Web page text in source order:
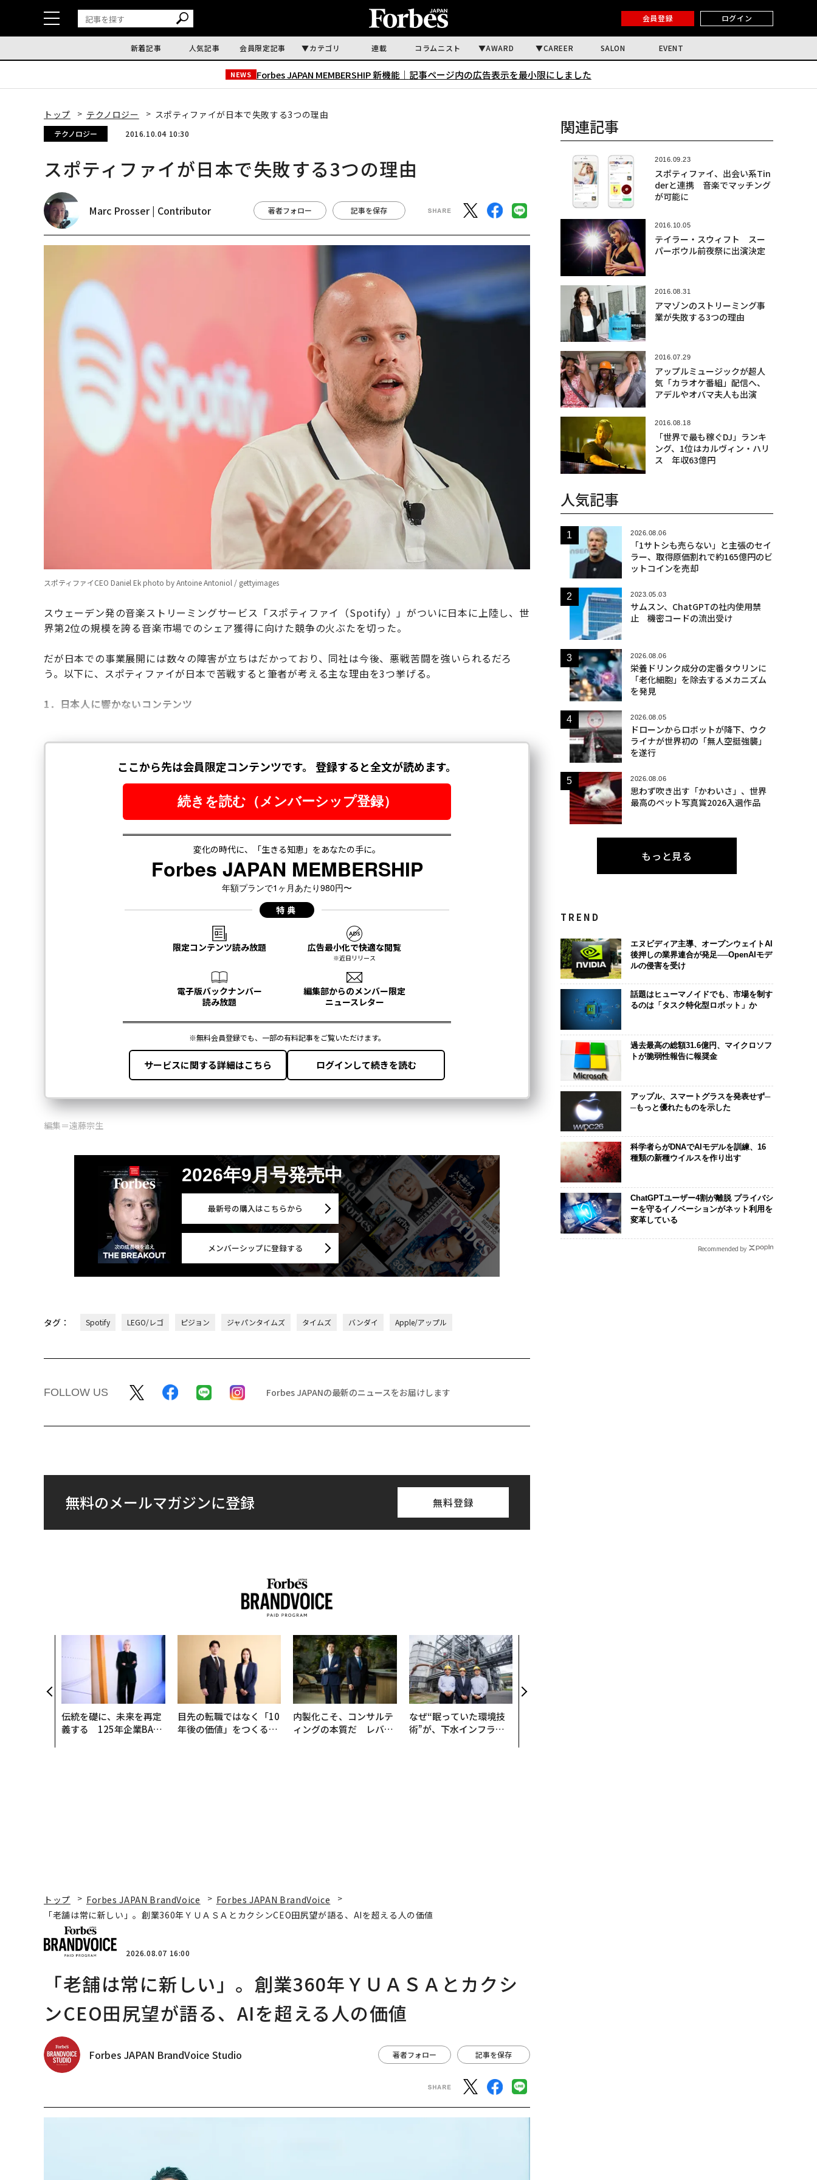
会員登録 ログイン
新着記事 人気記事 会員限定記事 カテゴリ 連載 コラムニスト AWARD CAREER SALON EVENT
NEWS Forbes JAPAN MEMBERSHIP 新機能｜ 記事ページ内の広告表示を最小限にしました
トップ テクノロジー スポティファイが日本で失敗する3つの理由
テクノロジー 2016.10.04 10:30
スポティファイが日本で失敗する3つの理由
Marc Prosser | Contributor 著者フォロー 記事を保存
スポティファイCEO Daniel Ek photo by Antoine Antoniol / gettyimages
スウェーデン発の音楽ストリーミングサービス「スポティファイ（Spotify）」がついに日本に上陸し、世
界第2位の規模を誇る音楽市場でのシェア獲得に向けた競争の火ぶたを切った。
だが日本での事業展開には数々の障害が立ちはだかっており、同社は今後、悪戦苦闘を強いられるだろ
う。以下に、スポティファイが日本で苦戦すると筆者が考える主な理由を3つ挙げる。
1．日本人に響かないコンテンツ
編集＝遠藤宗生
2026年9月号発売中
最新号の購入はこちらから
メンバーシップに登録する
タグ： Spotify LEGO/レゴ ピジョン ジャパンタイムズ タイムズ バンダイ Apple/アップル
FOLLOW US Forbes JAPANの最新のニュースをお届けします
無料のメールマガジンに登録 無料登録
伝統を礎に、未来を再定
義する 125年企業BAT
目先の転職ではなく「10
年後の価値」をつくる─
内製化こそ、コンサルテ
ィングの本質だ レバレ
なぜ“眠っていた環境技
術”が、下水インフラを
関連記事
2016.09.23
スポティファイ、出会い系Tin
derと連携 音楽でマッチング
が可能に
2016.10.05
テイラー・スウィフト スー
パーボウル前夜祭に出演決定
2016.08.31
アマゾンのストリーミング事
業が失敗する3つの理由
2016.07.29
アップルミュージックが超人
気「カラオケ番組」配信へ、
アデルやオバマ夫人も出演
2016.08.18
「世界で最も稼ぐDJ」ランキ
ング、1位はカルヴィン・ハリ
ス 年収63億円
人気記事
2026.08.06
「1サトシも売らない」と主張のセイ
ラー、取得原価割れで約165億円のビ
ットコインを売却
2023.05.03
サムスン、ChatGPTの社内使用禁
止 機密コードの流出受け
2026.08.06
栄養ドリンク成分の定番タウリンに
「老化細胞」を除去するメカニズム
を発見
2026.08.05
ドローンからロボットが降下、ウク
ライナが世界初の「無人空挺強襲」
を遂行
2026.08.06
思わず吹き出す「かわいさ」、世界
最高のペット写真賞2026入選作品
もっと見る
TREND
エヌビディア主導、オープンウェイトAI
後押しの業界連合が発足──OpenAIモデ
ルの侵害を受け
話題はヒューマノイドでも、市場を制す
るのは「タスク特化型ロボット」か
過去最高の総額31.6億円、マイクロソフ
トが脆弱性報告に報奨金
アップル、スマートグラスを発表せず─
─もっと優れたものを示した
科学者らがDNAでAIモデルを訓練、16
種類の新種ウイルスを作り出す
ChatGPTユーザー4割が離脱 プライバシ
ーを守るイノベーションがネット利用を
変革している
Recommended by
トップ Forbes JAPAN BrandVoice
Forbes JAPAN BrandVoice
「老舗は常に新しい」。創業360年ＹＵＡＳＡとカクシンCEO田尻望が語る、AIを超える人の価値
2026.08.07 16:00
「老舗は常に新しい」。創業360年ＹＵＡＳＡとカクシ
ンCEO田尻望が語る、AIを超える人の価値
Forbes JAPAN BrandVoice Studio 著者フォロー 記事を保存